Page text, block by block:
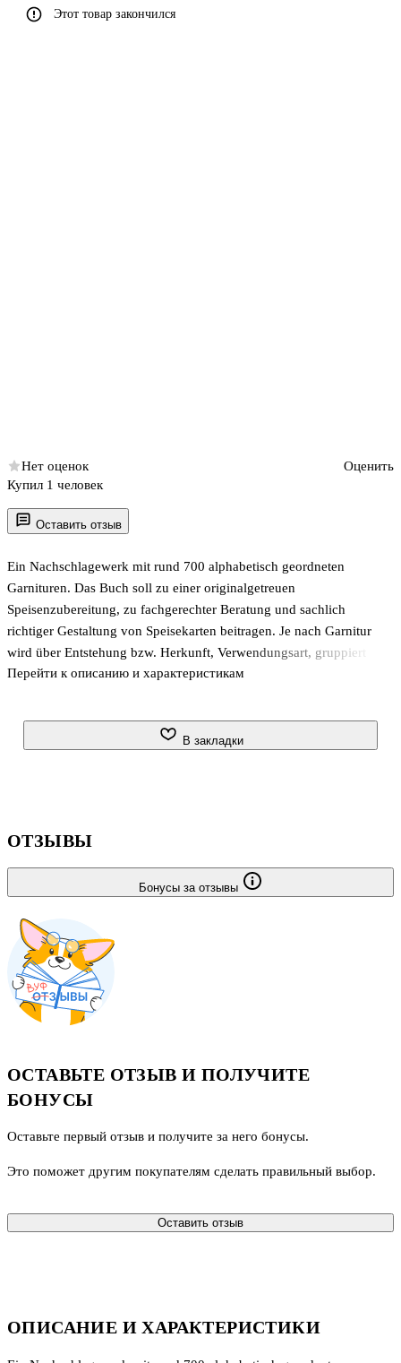
Оставить отзыв
Ein Nachschlagewerk mit rund 700 alphabetisch geordneten
Garnituren. Das Buch soll zu einer originalgetreuen
Speisenzubereitung, zu fachgerechter Beratung und sachlich
richtiger Gestaltung von Speisekarten beitragen. Je nach Garnitur
wird über Entstehung bzw. Herkunft, Verwendungsart, gruppiert
nach Hauptbestandteilen, sowie wesentlichen Arbeitsschritten für die
Перейти к описанию и характеристикам
Этот товар закончился
Нет оценок
Оценить
Купил 1 человек
В закладки
ОПИСАНИЕ И ХАРАКТЕРИСТИКИ
ОТЗЫВЫ
Бонусы за отзывы
ОСТАВЬТЕ ОТЗЫВ И ПОЛУЧИТЕ
БОНУСЫ
Оставьте первый отзыв и получите за него бонусы.
Это поможет другим покупателям сделать правильный выбор.
Оставить отзыв